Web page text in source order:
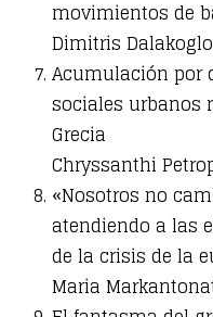
movimientos de
Dimitris
Acumulación por
sociales urbanos
Grecia
Chryssanthi
«Nosotros no
atendiendo a las
de la crisis de la
Maria